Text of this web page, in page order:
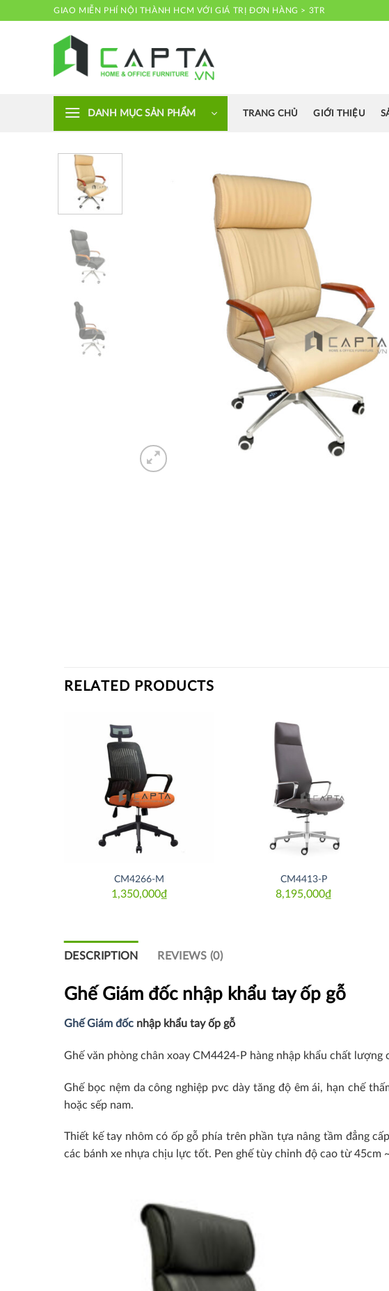
GIAO MIỄN PHÍ NỘI THÀNH HCM VỚI GIÁ TRỊ ĐƠN HÀNG > 3TR
DANH MỤC SẢN PHẨM TRANG CHỦ GIỚI THIỆU
RELATED PRODUCTS
CM4266-M
1,350,000₫
CM4413-P
8,195,000₫
DESCRIPTION REVIEWS (0)
Ghế Giám đốc nhập khẩu tay ốp gỗ
Ghế Giám đốc nhập khẩu tay ốp gỗ
Ghế văn phòng chân xoay CM4424-P hàng nhập khẩu chất
Ghế bọc nệm da công nghiệp pvc dày tăng độ êm ái, hạn chế
hoặc sếp nam.
Thiết kế tay nhôm có ốp gỗ phía trên phần tựa nâng tầm đẳng
các bánh xe nhựa chịu lực tốt. Pen ghế tùy chỉnh độ cao từ 45cm